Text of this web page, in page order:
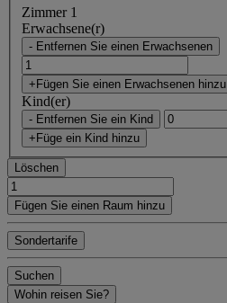
Zimmer 1
Erwachsene(r)
- Entfernen Sie einen Erwachsenen
+Fügen Sie einen Erwachsenen hinzu
Kind(er)
- Entfernen Sie ein Kind
+Füge ein Kind hinzu
Löschen
Fügen Sie einen Raum hinzu
Sondertarife
Suchen
Wohin reisen Sie?